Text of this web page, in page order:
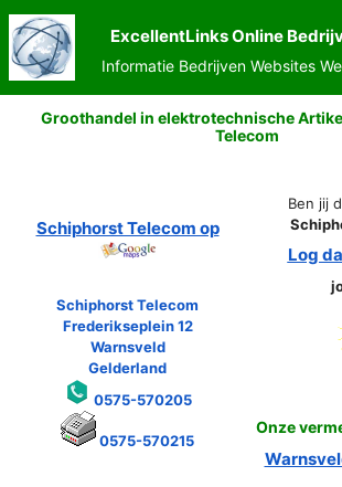
Ga
naar
de
inhoud
ExcellentLinks Online
Informatie Bedrijven Websites
Groothandel in elektrotechnische
Telecom
Schiphorst Telecom op
Schiphorst Telecom
Frederikseplein 12
Warnsveld
Gelderland
0575-570205
0575-570215
Ben jij
Log
Onze